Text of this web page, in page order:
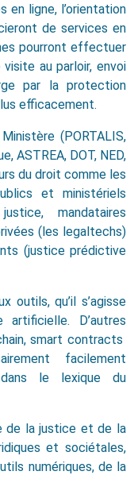
en ligne, l’orientation
de services en
pourront effectuer
au parloir, envoi
par la protection
efficacement.
(PORTALIS,
ASTREA, DOT, NED,
du droit comme les
et ministériels
mandataires
(les legaltechs)
(justice prédictive
outils, qu’il s’agisse
D’autres
smart contracts
facilement
le lexique du
de la justice et de la
et sociétales,
numériques, de la